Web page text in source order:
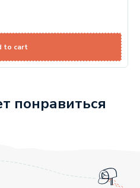
to cart
понравиться